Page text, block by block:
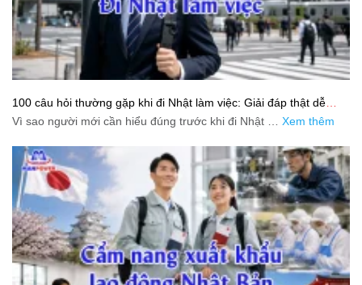
100 câu hỏi thường gặp khi đi Nhật làm việc: Giải đáp thật dễ
hiểu cho người mới bắt đầu
Vì sao người mới cần hiểu đúng trước khi đi Nhật … Xem thêm